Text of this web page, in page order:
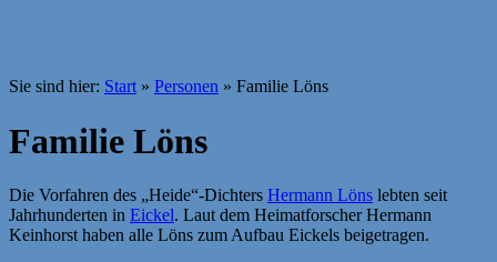
Sie sind hier: Start » Personen » Familie Löns
Familie Löns
Die Vorfahren des „Heide“-Dichters Hermann Löns lebten seit
Jahrhunderten in Eickel. Laut dem Heimatforscher Hermann
Keinhorst haben alle Löns zum Aufbau Eickels beigetragen.